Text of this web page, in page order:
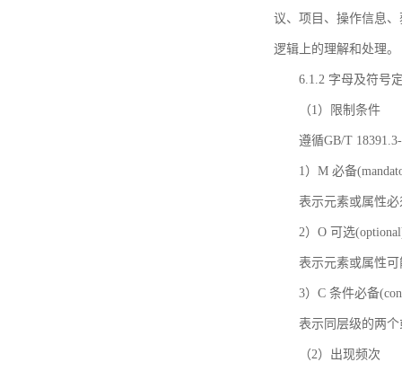
议、项目、操作信息
逻辑上的理解和处理。
6.1.2 字母及符号
（1）限制条件
遵循GB/T
1）M 必备
表示元素或属性
2）O 可选
表示元素或属性
3）C 条件必备
表示同层级的两
（2）出现频次